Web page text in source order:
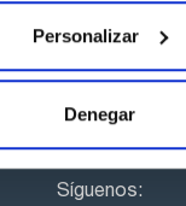
Personalizar
Denegar
Síguenos: